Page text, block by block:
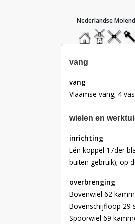
home
vang
vang
Vlaamse vang; 4
wielen en
inrichting
Eén koppel 17der
buiten gebruik); op
overbrenging
Bovenwiel 62
Bovenschijfloop 29
Spoorwiel 69